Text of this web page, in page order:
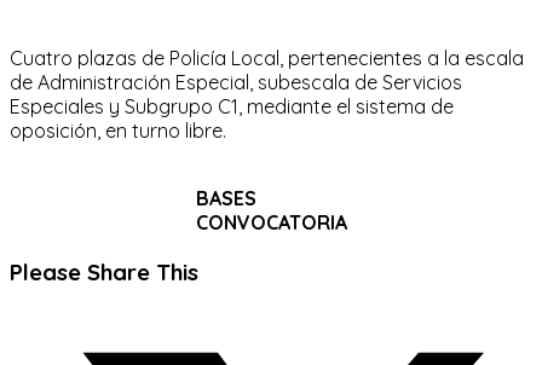
Cuatro plazas de Policía Local, pertenecientes a la escala
de Administración Especial, subescala de Servicios
Especiales y Subgrupo C1, mediante el sistema de
oposición, en turno libre.
BASES
CONVOCATORIA
Please Share ThisCompartir